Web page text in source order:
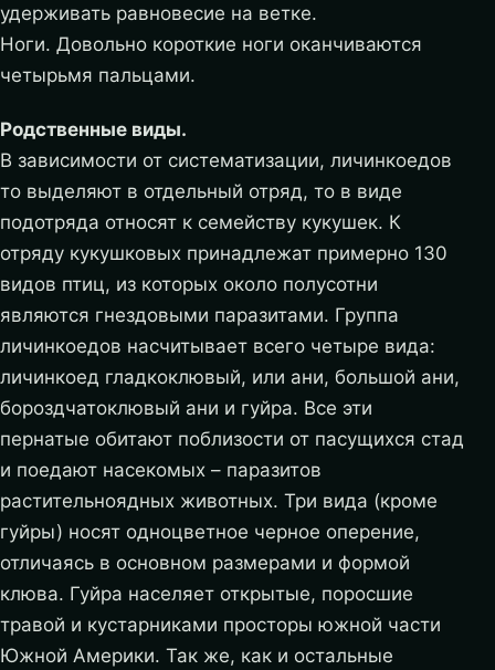
удерживать равновесие на ветке.
Ноги. Довольно короткие ноги оканчиваются
четырьмя пальцами.
Родственные виды.
В зависимости от систематизации, личинкоедов
то выделяют в отдельный отряд, то в виде
подотряда относят к семейству кукушек. К
отряду кукушковых принадлежат примерно 130
видов птиц, из которых около полусотни
являются гнездовыми паразитами. Группа
личинкоедов насчитывает всего четыре вида:
личинкоед гладкоклювый, или ани, большой ани,
бороздчатоклювый ани и гуйра. Все эти
пернатые обитают поблизости от пасущихся стад
и поедают насекомых – паразитов
растительноядных животных. Три вида (кроме
гуйры) носят одноцветное черное оперение,
отличаясь в основном размерами и формой
клюва. Гуйра населяет открытые, поросшие
травой и кустарниками просторы южной части
Южной Америки. Так же, как и остальные